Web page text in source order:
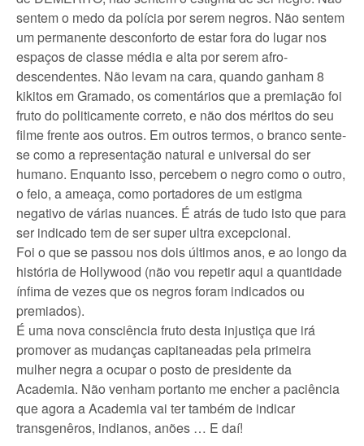
sentem o medo da polícia por serem negros. Não sentem
um permanente desconforto de estar fora do lugar nos
espaços de classe média e alta por serem afro-
descendentes. Não levam na cara, quando ganham 8
kikitos em Gramado, os comentários que a premiação foi
fruto do politicamente correto, e não dos méritos do seu
filme frente aos outros. Em outros termos, o branco sente-
se como a representação natural e universal do ser
humano. Enquanto isso, percebem o negro como o outro,
o feio, a ameaça, como portadores de um estigma
negativo de várias nuances. É atrás de tudo isto que para
ser indicado tem de ser super ultra excepcional.
Foi o que se passou nos dois últimos anos, e ao longo da
história de Hollywood (não vou repetir aqui a quantidade
ínfima de vezes que os negros foram indicados ou
premiados).
É uma nova consciência fruto desta injustiça que irá
promover as mudanças capitaneadas pela primeira
mulher negra a ocupar o posto de presidente da
Academia. Não venham portanto me encher a paciência
que agora a Academia vai ter também de indicar
transgenêros, indianos, anões … E daí!